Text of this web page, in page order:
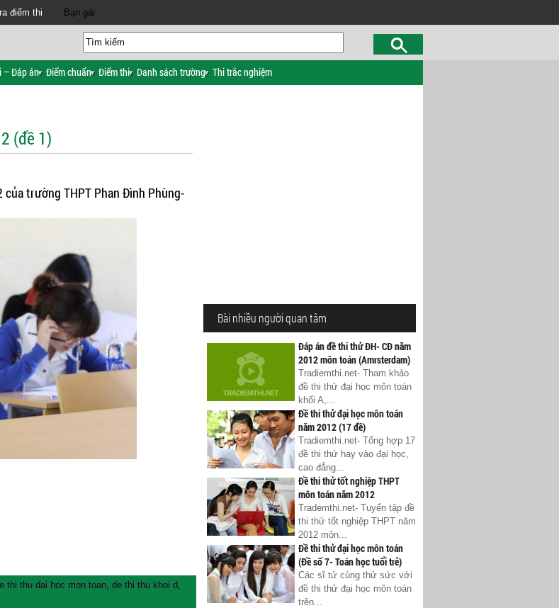
điểm thi Bạn gái
– Đáp án Điểm chuẩn Điểm thi Danh sách trường Thi trắc nghiệm
(đề 1)
trường THPT Phan Đình Phùng-
thi thu dai hoc mon toan, de thi thu khoi d,
Bài nhiều người quan tâm
Đáp án đề thi thử ĐH- CĐ năm
2012 môn toán (Amrsterdam)
Tradiemthi.net- Tham khảo
đề thi thử đại học môn toán
khối A,...
Đề thi thử đại học môn toán
năm 2012 (17 đề)
Tradiemthi.net- Tổng hợp 17
đề thi thử hay vào đại học,
cao đẳng...
Đề thi thử tốt nghiệp THPT
môn toán năm 2012
Trademthi.net- Tuyển tập đề
thi thử tốt nghiệp THPT năm
2012 môn...
Đề thi thử đại học môn toán
(Đề số 7- Toán học tuổi trẻ)
Các sĩ tử cùng thử sức với
đề thi thử đại học môn toán
trên...